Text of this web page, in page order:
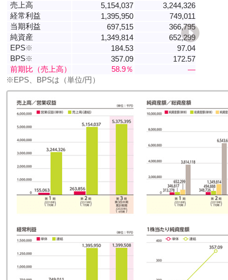
売上高 5,154,037
3,244,326
経常利益
1,395,950
749,011
当期利益
697,515
366,795
純資産
1,349,814
652,299
EPS※ 184.53
97.04
BPS※ 357.09
172.57
前期比（売上高）
58.9％
―
※EPS、BPSは（単位/円）